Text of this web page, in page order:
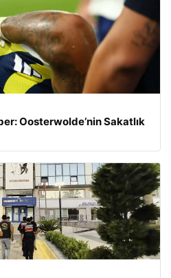
Oosterwolde’nin Sakatlık